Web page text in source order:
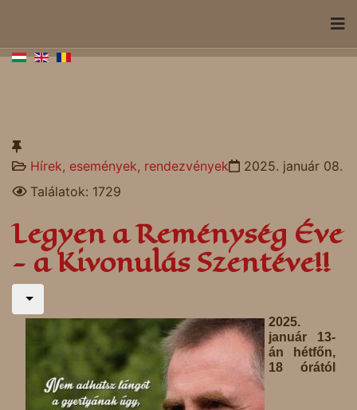
Hírek, események, rendezvények
2025. január 08.
Találatok: 1729
Legyen a Reménység Éve
- a Kivonulás Szentéve!!
2025.
január 13-
án hétfőn,
18 órától